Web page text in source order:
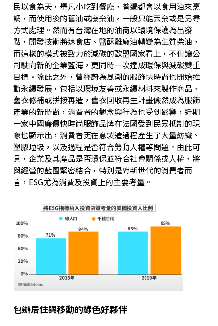
民以食為天，舉凡小吃到餐廳，普遍都會以食用油來烹
調，而使用後的舊油或廢棄油，一般只能丟棄或是另尋
方式處理。然而有台灣在地的油商以環境保護為出發
點，開發技術將速食店、鹽酥雞廢油轉變為生質柴油，
而這樣的模式被致力於減碳的歐盟國家看上，不但讓公
司駛向新的企業藍海，更同時一次達成環保與減碳雙重
目標。除此之外，曾經蔚為風潮的服飾快時尚也開始推
動永續發展，包括以環境友善或永續材料來製作商品、
舊衣修補或拼接再造，舊衣回收再生計畫儼然成為服飾
產業的新時尚，消費者的觀念與行為也受到影響，近期
一家中國廉價快時尚服飾品牌在法國受到民眾抵制的現
象也顯示出，消費者更在意製造過程產生了大量紡織、
塑膠垃圾，以及過程是否符合勞動人權等問題。由此可
見，企業及其產品是否環保並符合社會關係或人權，將
與經營的藍圖緊密結合，特別是對新世代的消費者而
言，ESG尤為消費及投資上的主要考量。
包辦居住與移動的綠色好夥伴